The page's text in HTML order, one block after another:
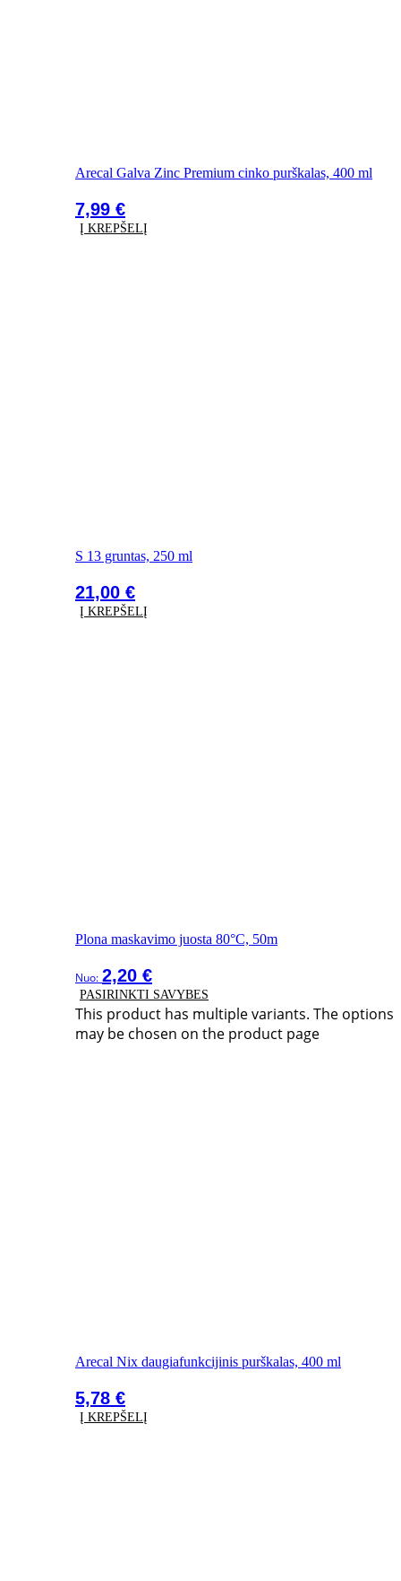
Arecal Galva Zinc Premium cinko purškalas, 400 ml
7,99 €
Į KREPŠELĮ
S 13 gruntas, 250 ml
21,00 €
Į KREPŠELĮ
Plona maskavimo juosta 80°C, 50m
Nuo: 2,20 €
PASIRINKTI SAVYBES
This product has multiple variants. The options
may be chosen on the product page
Arecal Nix daugiafunkcijinis purškalas, 400 ml
5,78 €
Į KREPŠELĮ